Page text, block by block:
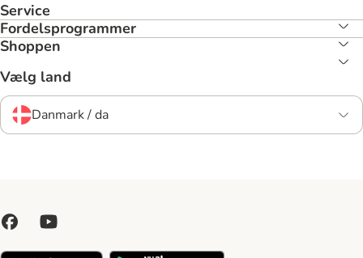
Service
Fordelsprogrammer
Shoppen
Vælg land
Danmark / da